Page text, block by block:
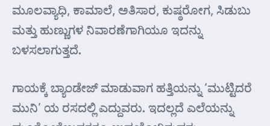
ಮೂಲವ್ಯಾಧಿ, ಕಾಮಾಲೆ, ಅತಿಸಾರ, ಕುಷ್ಠರೋಗ, ಸಿಡುಬು
ಮತ್ತು ಹುಣ್ಣುಗಳ ನಿವಾರಣೆಗಾಗಿಯೂ ಇದನ್ನು
ಬಳಸಲಾಗುತ್ತದೆ.
ಗಾಯಕ್ಕೆ ಬ್ಯಾಂಡೇಜ್ ಮಾಡುವಾಗ ಹತ್ತಿಯನ್ನು ‘ಮುಟ್ಟಿದರೆ
ಮುನಿ’ ಯ ರಸದಲ್ಲಿ ಎದ್ದುವರು. ಇದಲ್ಲದೆ ಎಲೆಯನ್ನು